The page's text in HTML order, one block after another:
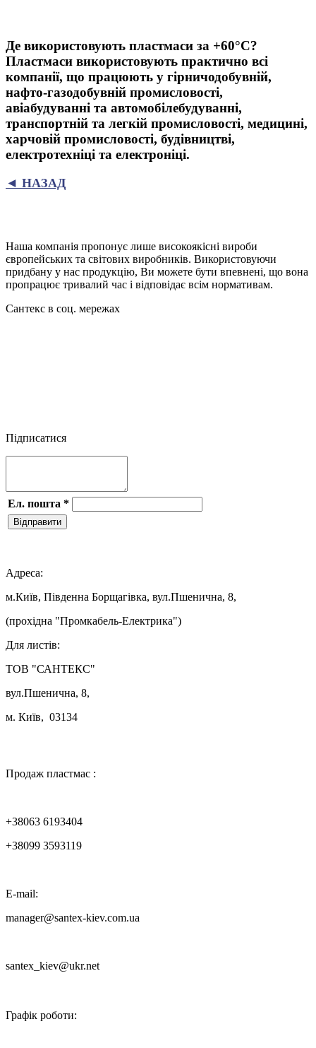
Де використовують пластмаси за +60°С?
Пластмаси використовують практично всі
компанії, що працюють у гірничодобувній,
нафто-газодобувній промисловості,
авіабудуванні та автомобілебудуванні,
транспортній та легкій промисловості, медицині,
харчовій промисловості, будівництві,
електротехніці та електроніці.
◄ НАЗАД
Наша компанія пропонує лише високоякісні вироби
європейських та світових виробників. Використовуючи
придбану у нас продукцію, Ви можете бути впевнені, що вона
пропрацює тривалий час і відповідає всім нормативам.
Сантекс в соц. мережах
Підписатися
Ел. пошта *
Відправити
Адреса:
м.Київ, Південна Борщагівка, вул.Пшенична, 8,
(прохідна "Промкабель-Електрика")
Для листів:
ТОВ "САНТЕКС"
вул.Пшенична, 8,
м. Київ, 03134
Продаж пластмас :
+38063 6193404
+38099 3593119
E-mail:
manager@santex-kiev.com.ua
santex_kiev@ukr.net
Графік роботи: